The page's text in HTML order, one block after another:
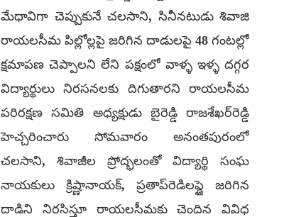
మేధావిగా చెప్పుకునే చలసాని, సినీనటుడు శివాజి
రాయలసీమ పిల్లోల్లపై జరిగిన దాడులపై 48 గంటల్లో
క్షమాపణ చెప్పాలని లేని పక్షంలో వాళ్ళ ఇళ్ళ దగ్గర
విద్యార్థులు నిరసనలకు దిగుతారని రాయలసీమ
పరిరక్షణ సమితి అధ్యక్షుడు బైరెడ్డి రాజశేఖర్‌రెడ్డి
హెచ్చరించారు సోమవారం అనంతపురంలో
చలసాని, శివాజీల ప్రోద్భలంతో విద్యార్థి సంఘ
నాయకులు క్రిష్ణానాయక్‌, ప్రతాప్‌రెడిలప్డై జరిగిన
దాడిని నిరసిస్తూ రాయలసీమకు చెందిన వివిధ